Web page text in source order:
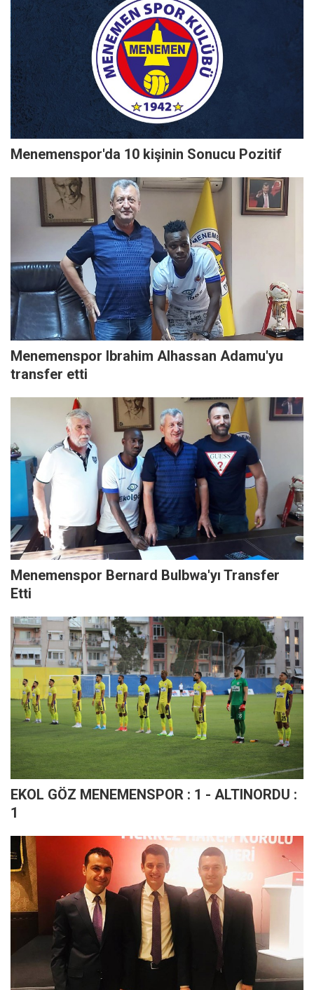
Menemenspor'da 10 kişinin Sonucu Pozitif
Menemenspor Ibrahim Alhassan Adamu'yu
transfer etti
Menemenspor Bernard Bulbwa'yı Transfer
Etti
EKOL GÖZ MENEMENSPOR : 1 - ALTINORDU :
1